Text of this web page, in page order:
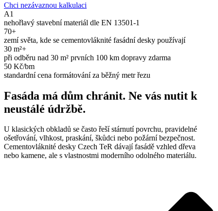
Chci nezávaznou kalkulaci
A1
nehořlavý stavební materiál dle EN 13501-1
70+
zemí světa, kde se cementovláknité fasádní desky používají
30 m²+
při odběru nad 30 m² prvních 100 km dopravy zdarma
50 Kč/bm
standardní cena formátování za běžný metr řezu
Fasáda má dům chránit. Ne vás nutit k
neustálé údržbě.
U klasických obkladů se často řeší stárnutí povrchu, pravidelné
ošetřování, vlhkost, praskání, škůdci nebo požární bezpečnost.
Cementovláknité desky Czech TeR dávají fasádě vzhled dřeva
nebo kamene, ale s vlastnostmi moderního odolného materiálu.